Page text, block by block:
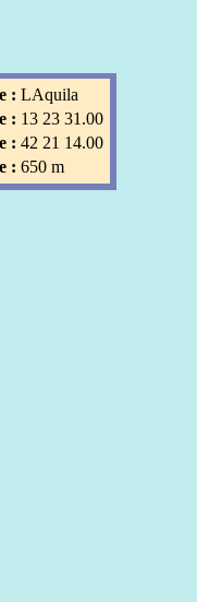
: LAquila
: 13 23 31.00
: 42 21 14.00
: 650 m